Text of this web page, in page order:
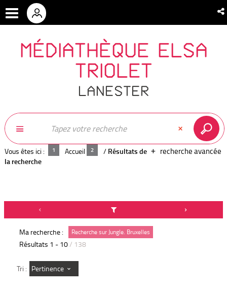
MÉDIATHÈQUE ELSA
TRIOLET
LANESTER
recherche avancée
Vous êtes ici : Accueil / Résultats de
la recherche
Ma recherche : Recherche sur Jungle. Bruxelles
Résultats 1 - 10/ 138
Tri : Pertinence